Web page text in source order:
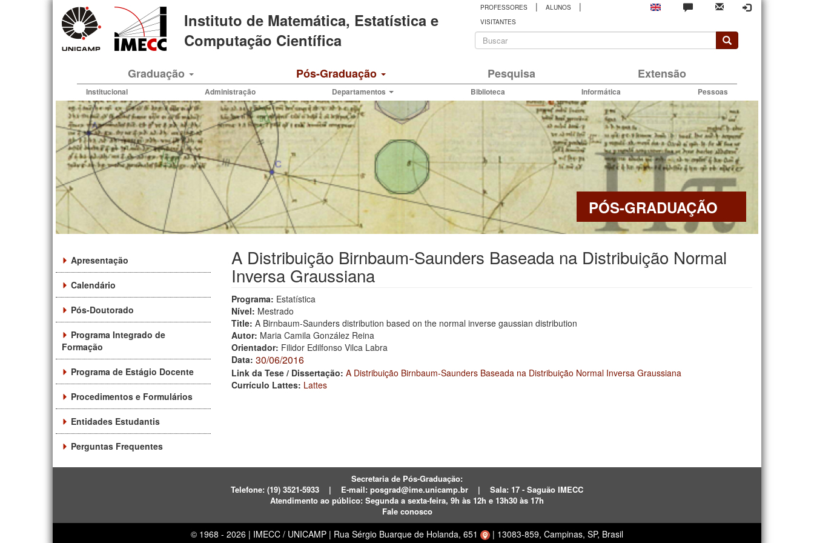
Instituto de Matemática, Estatística e
Computação Científica
PROFESSORES | ALUNOS |
VISITANTES
Formulário
busca
Graduação Pós-Graduação Pesquisa Extensão
Institucional Administração Departamentos Biblioteca Informática Pessoas
PÓS-GRADUAÇÃO
Apresentação
Calendário
Pós-Doutorado
Programa Integrado de
Formação
Programa de Estágio Docente
Procedimentos e Formulários
Entidades Estudantis
Perguntas Frequentes
A Distribuição Birnbaum-Saunders Baseada na Distribuição Normal
Inversa Graussiana
Programa: Estatística
Nível: Mestrado
Title: A Birnbaum-Saunders distribution based on the normal inverse gaussian distribution
Autor: Maria Camila González Reina
Orientador: Filidor Edilfonso Vilca Labra
Data: 30/06/2016
Link da Tese / Dissertação: A Distribuição Birnbaum-Saunders Baseada na Distribuição Normal Inversa Graussiana
Currículo Lattes: Lattes
Secretaria de Pós-Graduação:
Telefone: (19) 3521-5933 | E-mail: posgrad@ime.unicamp.br |
Sala: 17 - Saguão IMECC
Atendimento ao público: Segunda a sexta-feira, 9h às 12h e 13h30 às 17h
Fale conosco
© 1968 - 2026 | IMECC / UNICAMP | Rua Sérgio Buarque de Holanda, 651 | 13083-859, Campinas, SP, Brasil